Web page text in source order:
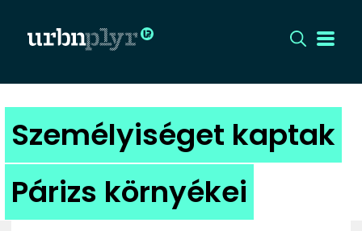
CÍMLAP
DIZÁJN
DIVAT
Személyiséget kaptak
Párizs környékei